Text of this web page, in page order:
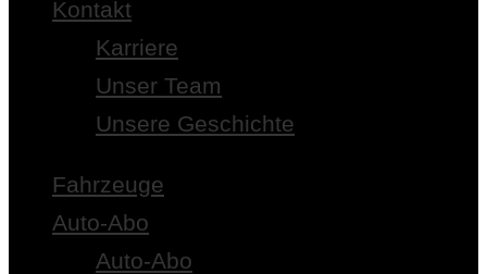
Kontakt
Karriere
Unser Team
Unsere Geschichte
Fahrzeuge
Auto-Abo
Auto-Abo